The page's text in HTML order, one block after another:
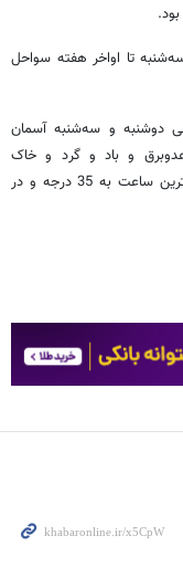
تا اواخر هفته سواحل
دوشنبه و سه‌شنبه آسمان
و باد و گرد و خاک
پیش‌بینی می‌شود. دمای هوا در این دو روز در گرمترین ساعت به 35 درجه و در